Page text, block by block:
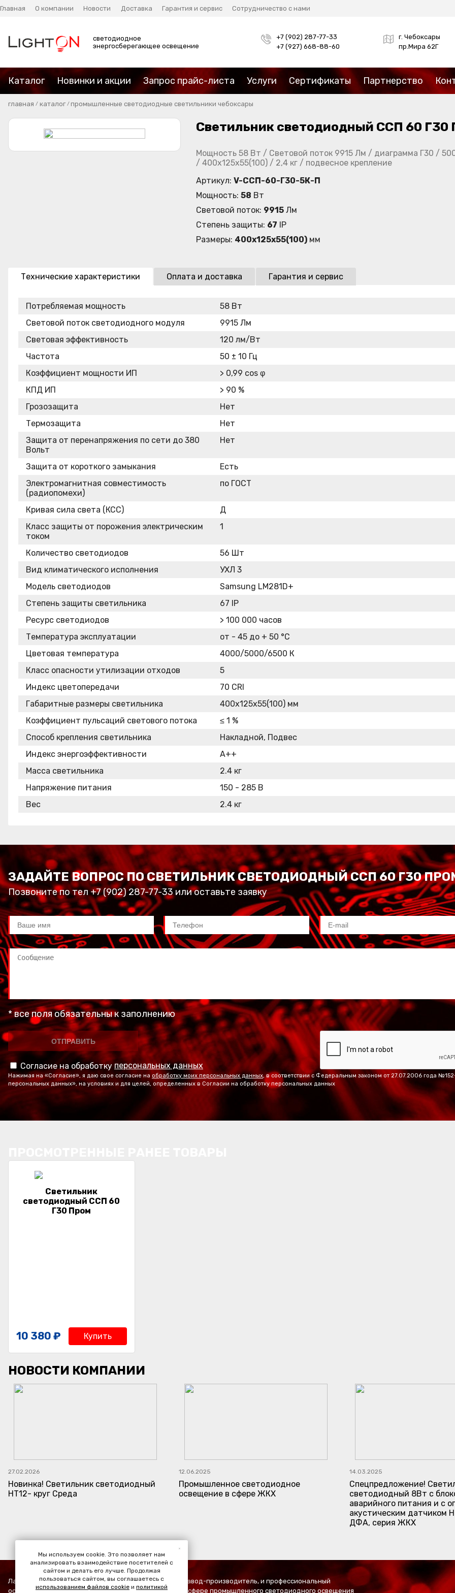
Главная О компании Новости Доставка Гарантия и сервис Сотрудничество с нами
светодиодное
энергосберегающее освещение
+7 (902) 287-77-33
+7 (927) 668-88-60
г. Чебоксары
пр.Мира 62Г
Каталог Новинки и акции Запрос прайс-листа Услуги Сертификаты Партнерство
главная / каталог /промышленные светодиодные светильники чебоксары
Светильник светодиодный ССП 60 Г30
Мощность 58 Вт / Световой поток 9915 Лм / диаграмма Г30 /
/ 400х125х55(100) / 2,4 кг / подвесное крепление
Артикул: V-ССП-60-Г30-5К-П
Мощность: 58 Вт
Световой поток: 9915 Лм
Степень защиты: 67 IP
Размеры: 400х125х55(100) мм
Технические характеристики Оплата и доставка Гарантия и сервис
Потребляемая мощность
58 Вт
Световой поток светодиодного модуля
9915 Лм
Световая эффективность
120 лм/Вт
Частота
50 ± 10 Гц
Коэффициент мощности ИП
> 0,99 cos φ
КПД ИП
> 90 %
Грозозащита
Нет
Термозащита
Нет
Защита от перенапряжения по сети до 380
Вольт
Нет
Защита от короткого замыкания
Есть
Электромагнитная совместимость
(радиопомехи)
по ГОСТ
Кривая сила света (КСС)
Д
Класс защиты от порожения электрическим
током
1
Количество светодиодов
56 Шт
Вид климатического исполнения
УХЛ 3
Модель светодиодов
Samsung LM281D+
Степень защиты светильника
67 IP
Ресурс светодиодов
> 100 000 часов
Температура эксплуатации
от - 45 до + 50 °C
Цветовая температура
4000/5000/6500 К
Класс опасности утилизации отходов
5
Индекс цветопередачи
70 CRI
Габаритные размеры светильника
400х125х55(100) мм
Коэффициент пульсаций светового потока
≤ 1 %
Способ крепления светильника
Накладной, Подвес
Индекс энергоэффективности
A++
Масса светильника
2.4 кг
Напряжение питания
150 - 285 В
Вес
2.4 кг
ЗАДАЙТЕ ВОПРОС ПО СВЕТИЛЬНИК СВЕТОДИОДНЫЙ ССП 60 Г30
Позвоните по тел +7 (902) 287-77-33 или оставьте заявку
* все поля обязательны к заполнению
Согласие на обработкуперсональных данных
Нажимая на «Согласие», я даю свое согласие на обработку моих персональных данных, в соответствии с Федеральным законом от 27.07.2006 года
персональных данных», на условиях и для целей, определенных в Согласии на обработку персональных данных
Светильник
светодиодный ССП 60
Г30 Пром
10 380 ₽ Купить
НОВОСТИ КОМПАНИИ
27.02.2026
Новинка! Светильник светодиодный
НТ12- круг Среда
12.06.2025
Промышленное светодиодное
освещение в сфере ЖКХ
14.03.2025
Спецпредложение!
светодиодный 8Вт с
аварийного питания и с
акустическим датчиком
ДФА, серия ЖКХ
Лайтон - светодиодное энергосберегающее
освещение
Завод-производитель, и профессиональный
в сфере промышленного светодиодного освещения
Мы используем cookie. Это позволяет нам
анализировать взаимодействие посетителей с
сайтом и делать его лучше. Продолжая
пользоваться сайтом, вы соглашаетесь с
использованием файлов cookie и политикой